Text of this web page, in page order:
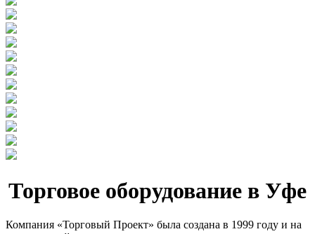
Торговое оборудование в Уфе
Компания «Торговый Проект» была создана в 1999 году и на